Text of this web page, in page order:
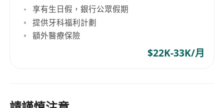
享有生日假，銀行公眾假期
提供牙科福利計劃
額外醫療保險
$22K-33K/月